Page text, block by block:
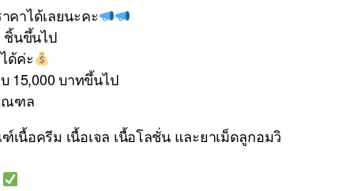
คาได้เลยนะคะ
ชิ้นขึ้นไป
ด้ค่ะ
15,000 บาทขึ้นไป
ณฑล
นื้อครีม เนื้อเจล เนื้อโลชั่น และยาเม็ดลูกอมวิ